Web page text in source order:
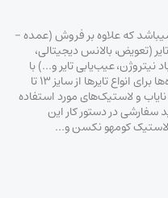
که علاوه بر فروش (عمده –
(تعویض، بالانس دیجیتالی،
نیتروژن، عیب‌یابی تایر و…) با
استفاده از به روزترین و دقیق‌ترین دستگاه‌ها برای انواع تایرها از سایز ۱۳ تا
نایاب و لاستیک‌های مورد استفاده
سفارشی در دستور کار این
کومهو نکسن و…